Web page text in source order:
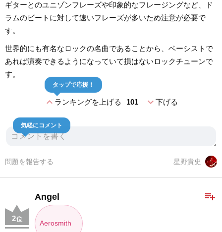
ギターとのユニゾンフレーズや印象的なフレージングなど、ド
ラムのビートに対して速いフレーズが多いため注意が必要で
す。
世界的にも有名なロックの名曲であることから、ベーシストで
あれば演奏できるようになっていて損はないロックチューンで
す。
expand_lessランキングを上げる 101
タップで応援！
expand_more下げる
気軽にコメント
星野貴史
問題を報告する
playlist_add
Angel
Aerosmith
2位